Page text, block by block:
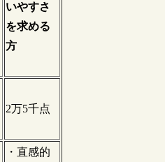
いやすさ
を求める
方
2万5千点
・直感的